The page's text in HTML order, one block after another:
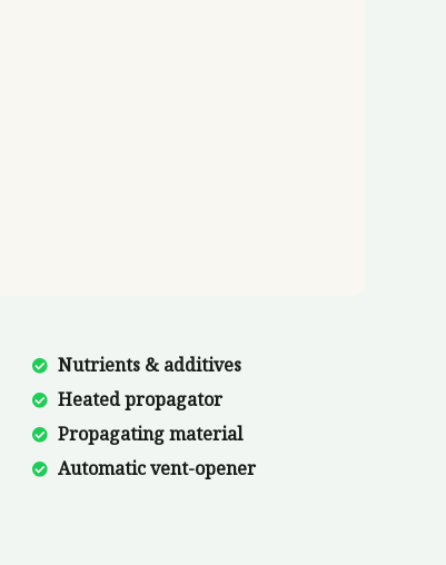
Nutrients & additives
Heated propagator
Propagating material
Automatic vent-opener